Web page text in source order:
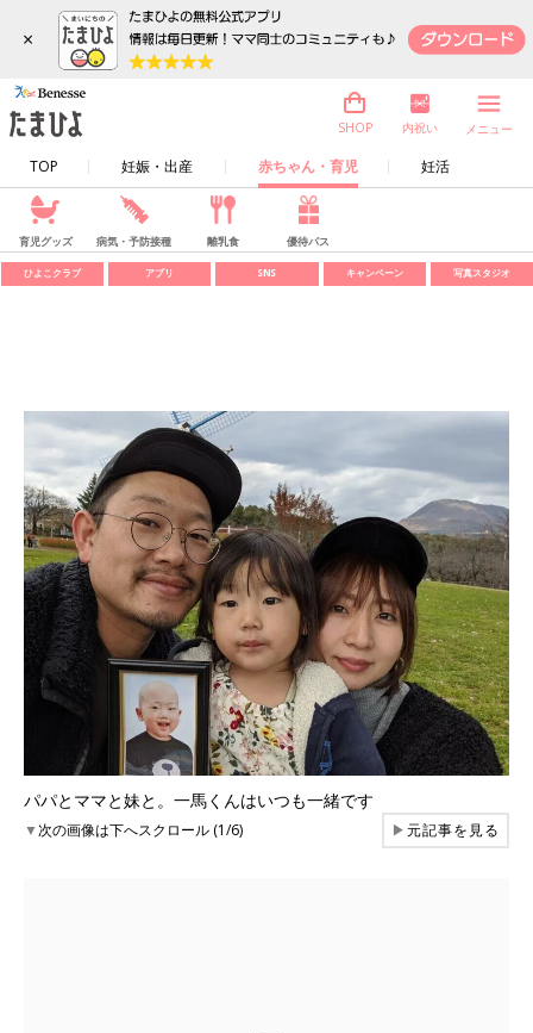
×
TOP 妊娠・出産 赤ちゃん・育児 妊活
SHOP 内祝い メニュー
育児グッズ 病気・予防接種 離乳食 優待パス
ひよこクラブ アプリ SNS キャンペーン 写真スタジオ
パパとママと妹と。一馬くんはいつも一緒です
▼次の画像は下へスクロール (1/6) ▶元記事を見る